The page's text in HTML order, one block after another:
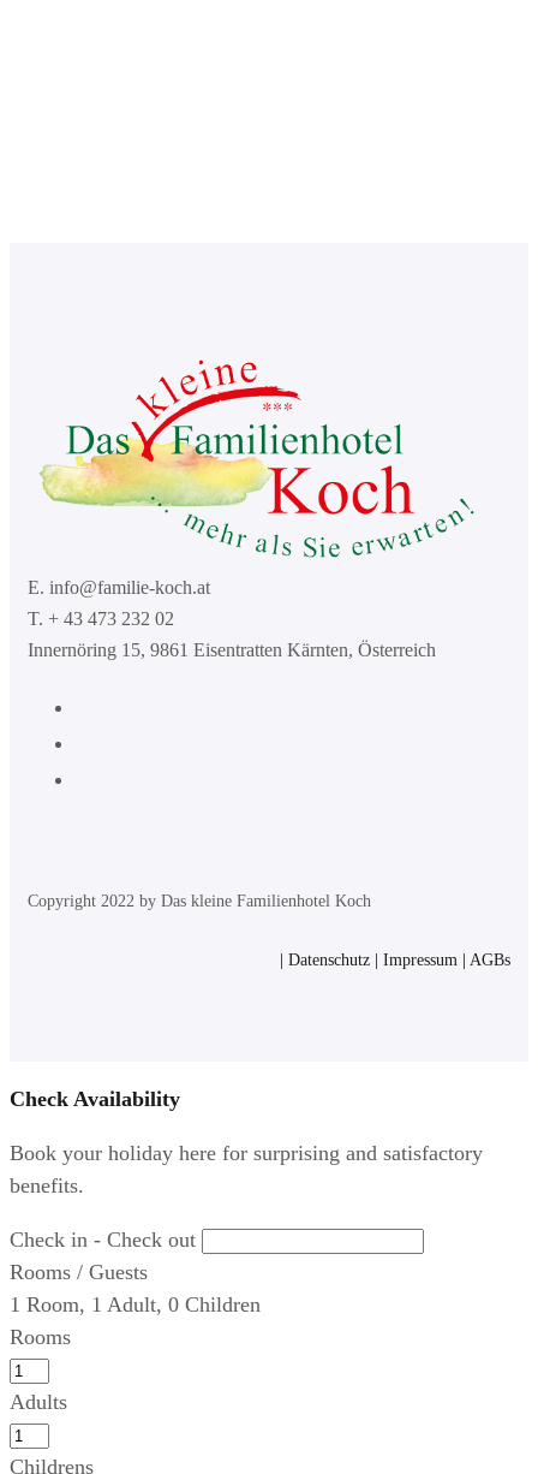
E. info@familie-koch.at
T. + 43 473 232 02
Innernöring 15, 9861 Eisentratten Kärnten, Österreich
Copyright 2022 by Das kleine Familienhotel Koch
| Datenschutz | Impressum | AGBs
Check Availability
Book your holiday here for surprising and satisfactory
benefits.
Check in - Check out
Rooms / Guests
1 Room, 1 Adult, 0 Children
Rooms
Adults
Childrens